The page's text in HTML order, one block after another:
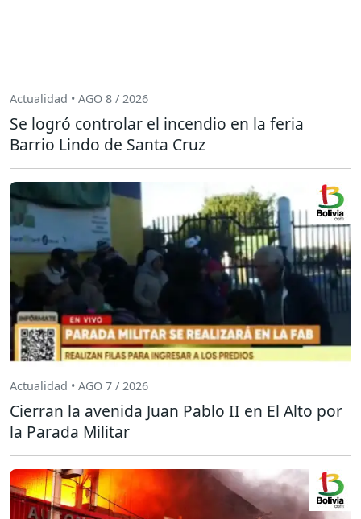
Actualidad • AGO 8 / 2026
Se logró controlar el incendio en la feria
Barrio Lindo de Santa Cruz
Actualidad • AGO 7 / 2026
Cierran la avenida Juan Pablo II en El Alto por
la Parada Militar